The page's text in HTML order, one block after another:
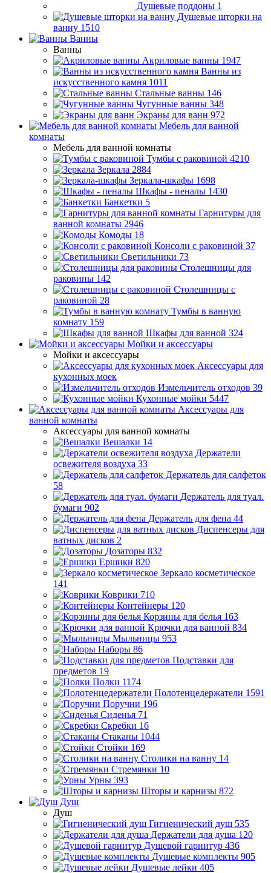
Душевые поддоны 1
Душевые шторки на
ванну 1510
Ванны
Ванны
Акриловые ванны 1947
Ванны из
искусственного камня 1011
Стальные ванны 146
Чугунные ванны 348
Экраны для ванн 972
Мебель для ванной
комнаты
Мебель для ванной комнаты
Тумбы с раковиной 4210
Зеркала 2884
Зеркала-шкафы 1698
Шкафы - пеналы 1430
Банкетки 5
Гарнитуры для
ванной комнаты 2946
Комоды 18
Консоли с раковиной 37
Светильники 73
Столешницы для
раковины 142
Столешницы с
раковиной 28
Тумбы в ванную
комнату 159
Шкафы для ванной 324
Мойки и аксессуары
Мойки и аксессуары
Аксессуары для
кухонных моек
Измельчитель отходов 39
Кухонные мойки 5447
Аксессуары для
ванной комнаты
Аксессуары для ванной комнаты
Вешалки 14
Держатели
освежителя воздуха 33
Держатель для салфеток
58
Держатель для туал.
бумаги 902
Держатель для фена 44
Диспенсеры для
ватных дисков 2
Дозаторы 832
Ершики 820
Зеркало косметическое
141
Коврики 710
Контейнеры 120
Корзины для белья 163
Крючки для ванной 834
Мыльницы 953
Наборы 86
Подставки для
предметов 19
Полки 1174
Полотенцедержатели 1591
Поручни 196
Сиденья 71
Скребки 16
Стаканы 1044
Стойки 169
Столики на ванну 14
Стремянки 10
Урны 393
Шторы и карнизы 872
Душ
Душ
Гигиенический душ 535
Держатели для душа 120
Душевой гарнитур 436
Душевые комплекты 905
Душевые лейки 405